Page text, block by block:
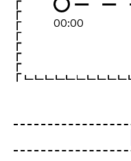
00:00